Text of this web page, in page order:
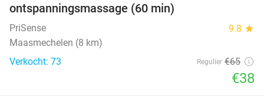
ontspanningsmassage (60 min)
PriSense 9.8 star
Maasmechelen (8 km)
Verkocht: 73
Regulier €65
€38